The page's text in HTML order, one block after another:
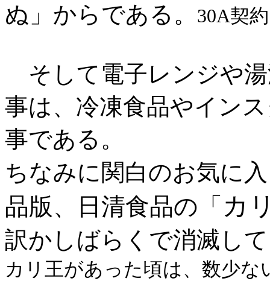
ぬ 」からである。 30A契
そして電子レンジや
事は、冷凍食品やイン
事である。
ちなみに関白のお気に
品版、日清食品の「 カ
訳かしばらくで消滅し
カリ王があった頃は、数少